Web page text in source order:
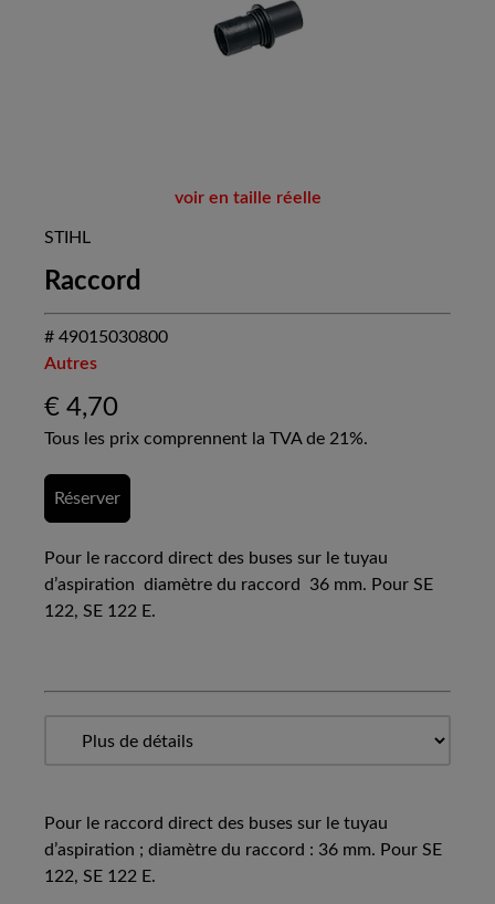
voir en taille réelle
STIHL
Raccord
# 49015030800
Autres
€ 4,70
Tous les prix comprennent la TVA de 21%.
Réserver
Pour le raccord direct des buses sur le tuyau
d’aspiration diamètre du raccord 36 mm. Pour SE
122, SE 122 E.
Pour le raccord direct des buses sur le tuyau
d’aspiration ; diamètre du raccord : 36 mm. Pour SE
122, SE 122 E.